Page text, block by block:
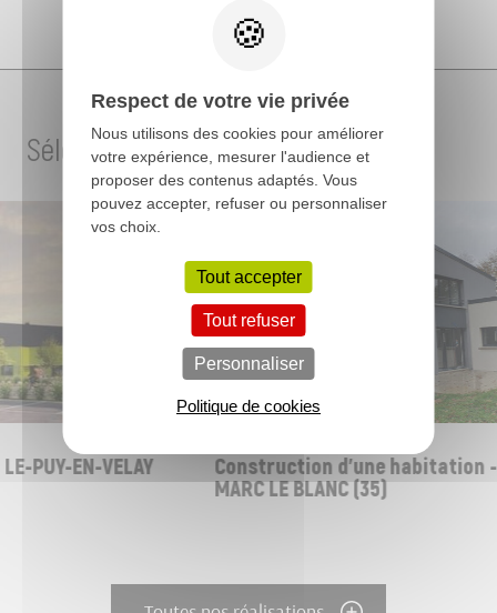
Sélection de projets
PUY-EN-VELAY
LOGEMENT INDIVIDUEL
Construction d'une habitation -
MARC LE BLANC (35)
Respect de votre vie privée
Nous utilisons des cookies pour améliorer
votre expérience, mesurer l'audience et
proposer des contenus adaptés. Vous
pouvez accepter, refuser ou personnaliser
vos choix.
Tout accepter
Tout refuser
Personnaliser
Politique de cookies